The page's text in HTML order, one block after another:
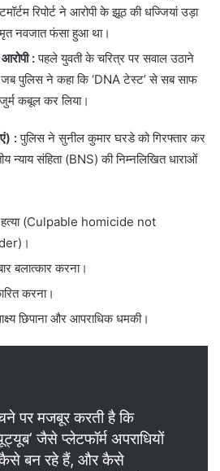
रिपोर्ट ने आरोपी के झूठ की धज्जियां उड़ा
नवजात फंसा हुआ था।
:पहले युवती के चरित्र पर सवाल उठाने
जब पुलिस ने कहा कि ‘DNA टेस्ट’ से सब साफ
कबूल कर लिया।
:पुलिस ने सुनील कुमार घरडे को गिरफ्तार कर
न्याय संहिता (BNS) की निम्नलिखित धाराओं
हत्या (Culpable homicide not
बलात्कार करना।
करना।
छिपाना और आपराधिक धमकी।
पर मजबूर करती है कि
जैसे प्लेटफॉर्म अपराधियों
कैसे बन रहे हैं, और कैसे